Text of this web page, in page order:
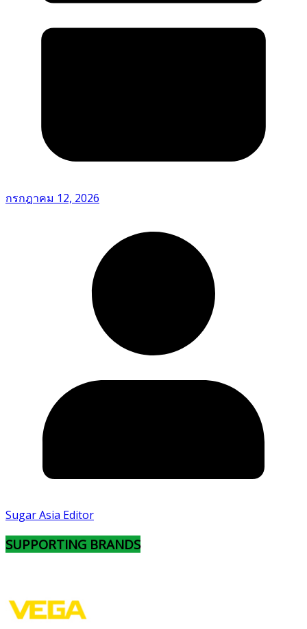
กรกฎาคม 12, 2026
Sugar Asia Editor
SUPPORTING BRANDS